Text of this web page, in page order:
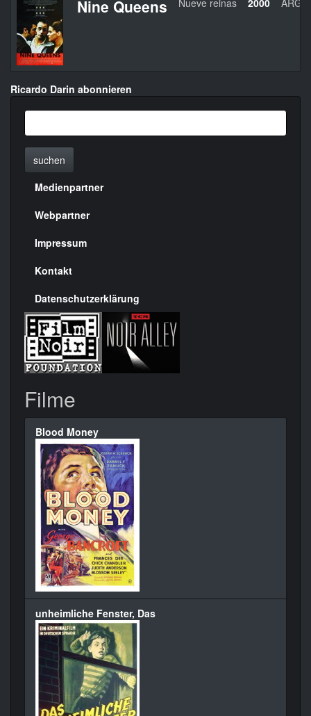
Nine Queens Nueve reinas 2000 ARG
Ricardo Darin abonnieren
suchen
Menülinks
rechte
Seite
Medienpartner
Webpartner
Impressum
Kontakt
Datenschutzerklärung
Filme
Blood Money
unheimliche Fenster, Das